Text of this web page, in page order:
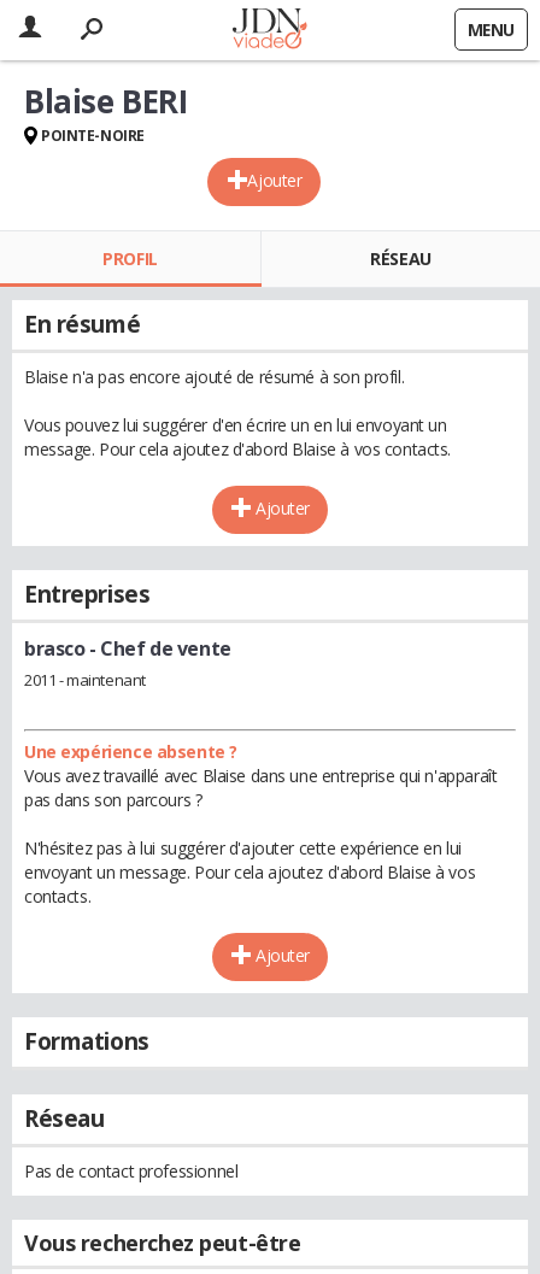
MENU
Ajouter
Blaise BERI
POINTE-NOIRE
PROFIL RÉSEAU
En résumé
Blaise n'a pas encore ajouté de résumé à son profil.
Vous pouvez lui suggérer d'en écrire un en lui envoyant un
message. Pour cela ajoutez d'abord Blaise à vos contacts.
Ajouter
Entreprises
brasco- Chef de vente
2011 - maintenant
Une expérience absente ?
Vous avez travaillé avec Blaise dans une entreprise qui n'apparaît
pas dans son parcours ?
N'hésitez pas à lui suggérer d'ajouter cette expérience en lui
envoyant un message. Pour cela ajoutez d'abord Blaise à vos
contacts.
Ajouter
Formations
Réseau
Pas de contact professionnel
Vous recherchez peut-être